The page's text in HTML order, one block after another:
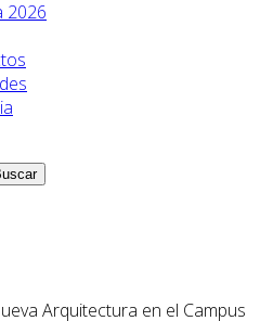
2026
Arquitectura en el Campus